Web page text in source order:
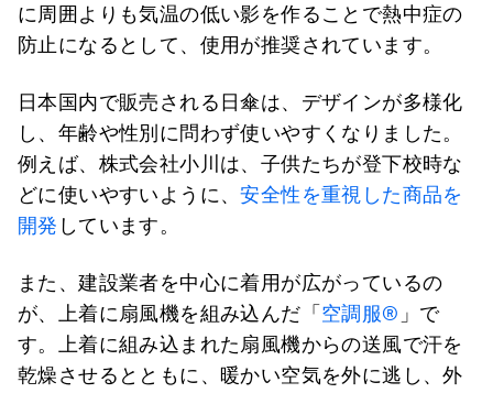
に周囲よりも気温の低い影を作ることで熱中症の
防止になるとして、使用が推奨されています。
日本国内で販売される日傘は、デザインが多様化
し、年齢や性別に問わず使いやすくなりました。
例えば、株式会社小川は、子供たちが登下校時な
どに使いやすいように、安全性を重視した商品を
開発 しています。
また、建設業者を中心に着用が広がっているの
が、上着に扇風機を組み込んだ「 空調服® 」で
す。上着に組み込まれた扇風機からの送風で汗を
乾燥させるとともに、暖かい空気を外に逃し、外